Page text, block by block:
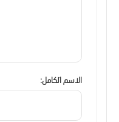
الاسم الكامل: